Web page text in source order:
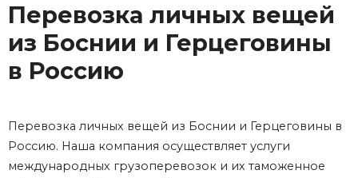
Перевозка личных вещей
из Боснии и Герцеговины
в Россию
Перевозка личных вещей из Боснии и Герцеговины в
Россию. Наша компания осуществляет услуги
международных грузоперевозок и их таможенное